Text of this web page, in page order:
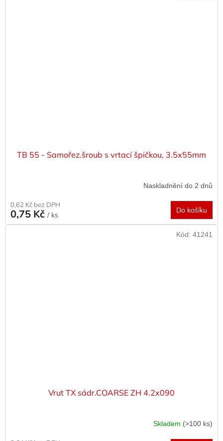
TB 55 - Samořez.šroub s vrtací špičkou, 3.5x55mm
Naskladnění do 2 dnů
0,62 Kč bez DPH
0,75 Kč / ks
Do košíku
Vrut TX sádr.COARSE ZH 4.2x090
Skladem (>100 ks)
Kód: 41241